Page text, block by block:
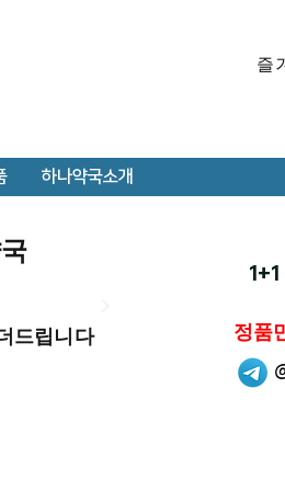
즐
하나약국소개
드립니다
1+1
정품